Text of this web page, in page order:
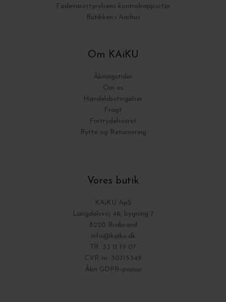
Fødevarestyrelsens kontrolrapporter
Butikken i Aarhus
Om KAiKU
Åbningstider
Om os
Handelsbetingelser
Fragt
Fortrydelsesret
Bytte og Returnering
Vores butik
KAiKU ApS
Langdalsvej 46, bygning 7
8220 Brabrand
info@kaiku.dk
Tlf. 33 11 19 07
CVR-nr. 30715349
Åbn GDPR-popup